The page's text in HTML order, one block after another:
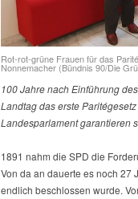
Rot-rot-grüne Frauen für das
Nonnemacher (Bündnis 90/Die
100 Jahre nach Einführung
Landtag das erste
Landesparlament garantieren
1891 nahm die SPD die
Von da an dauerte es noch 27
endlich beschlossen wurde.